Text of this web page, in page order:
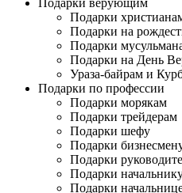
Подарки верующим
Подарки
Подарки на
Подарки
Подарки на День
Ураза-байрам и
Подарки по профессии
Подарки морякам
Подарки трейдерам
Подарки шефу
Подарки
Подарки
Подарки
Подарки